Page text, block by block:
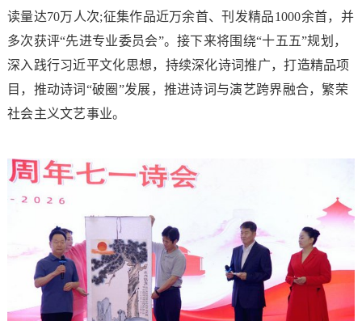
读量达70万人次;征集作品近万余首、刊发精品1000余首，并
多次获评“先进专业委员会”。接下来将围绕“十五五”规划，
深入践行习近平文化思想，持续深化诗词推广，打造精品项
目，推动诗词“破圈”发展，推进诗词与演艺跨界融合，繁荣
社会主义文艺事业。